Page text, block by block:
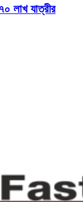
লাখ যাত্রীর